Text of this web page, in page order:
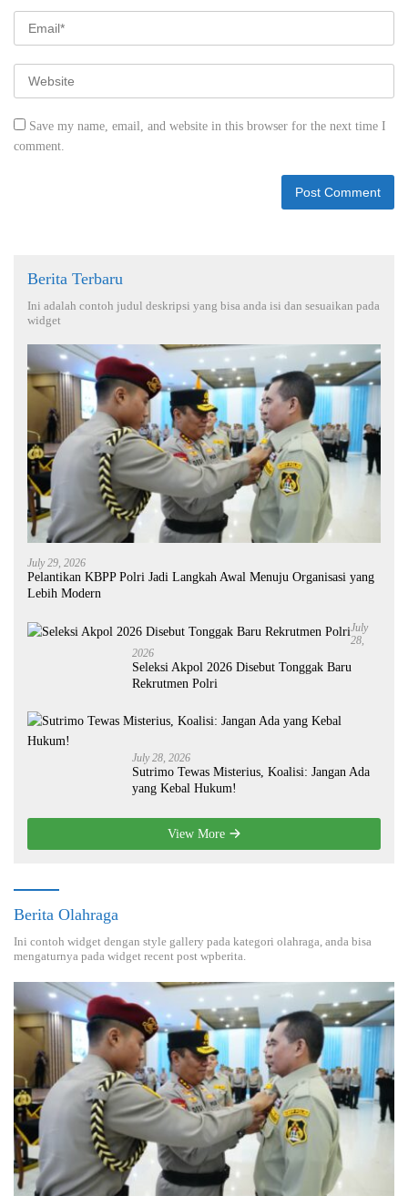
Save my name, email, and website in this browser for the next time I
comment.
Berita Terbaru
Ini adalah contoh judul deskripsi yang bisa anda isi dan sesuaikan pada
widget
July 29, 2026
Pelantikan KBPP Polri Jadi Langkah Awal Menuju Organisasi yang
Lebih Modern
July
28,
2026
Seleksi Akpol 2026 Disebut Tonggak Baru
Rekrutmen Polri
July 28, 2026
Sutrimo Tewas Misterius, Koalisi: Jangan Ada
yang Kebal Hukum!
View More
Berita Olahraga
Ini contoh widget dengan style gallery pada kategori olahraga, anda bisa
mengaturnya pada widget recent post wpberita.